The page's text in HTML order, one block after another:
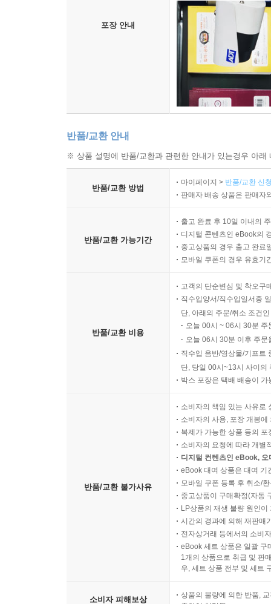
포장 안내
반품/교환 안내
※ 상품 설명에 반품/교환과 관련한 안내가 있는경우 아
반품/교환 방법
마이페이지 > 반품/교환 신
판매자 배송 상품은 판매자
반품/교환 가능기간
출고 완료 후 10일 이내의
디지털 콘텐츠인 eBook의
중고상품의 경우 출고 완료
모바일 쿠폰의 경우 유효기
반품/교환 비용
고객의 단순변심 및 착오구
직수입양서/직수입일서중
단, 아래의 주문/취소 조건
오늘 00시 ~ 06시 30분
오늘 06시 30분 이후 주
직수입 음반/영상물/기프트
단, 당일 00시~13시 사이의
박스 포장은 택배 배송이
반품/교환 불가사유
소비자의 책임 있는 사유로
소비자의 사용, 포장 개봉
복제가 가능한 상품 등의
소비자의 요청에 따라 개별
디지털 컨텐츠인 eBook,
eBook 대여 상품은 대여 기
모바일 쿠폰 등록 후 취소/
중고상품이 구매확정(자동
LP상품의 재생 불량 원인
시간의 경과에 의해 재판매
전자상거래 등에서의 소비
eBook 세트 상품은 일괄 구
1개의 상품으로 취급 및 판
우, 세트 상품 전부 및 세트
소비자 피해보상
상품의 불량에 의한 반품,